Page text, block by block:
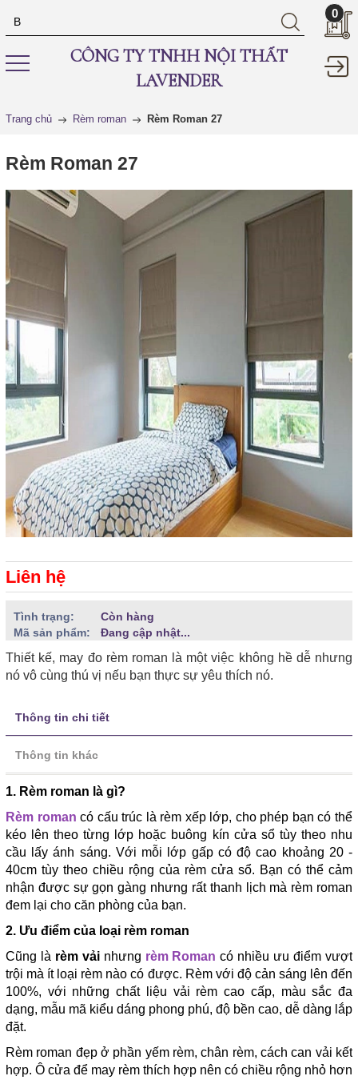
CÔNG TY TNHH NỘI THẤT
LAVENDER
0
Trang chủ Rèm roman Rèm Roman 27
Rèm Roman 27
Liên hệ
Tình trạng:
Còn hàng
Mã sản phẩm:
Đang cập nhật...
Thiết kế, may đo rèm roman là một việc không hề dễ nhưng
nó vô cùng thú vị nếu bạn thực sự yêu thích nó.
Thông tin chi tiết
Thông tin khác
1. Rèm roman là gì?
Rèm roman có cấu trúc là rèm xếp lớp, cho phép bạn có thể
kéo lên theo từng lớp hoặc buông kín cửa sổ tùy theo nhu
cầu lấy ánh sáng. Với mỗi lớp gấp có độ cao khoảng 20 -
40cm tùy theo chiều rộng của rèm cửa sổ. Bạn có thể cảm
nhận được sự gọn gàng nhưng rất thanh lịch mà rèm roman
đem lại cho căn phòng của bạn.
2. Ưu điểm của loại rèm roman
Cũng là rèm vảinhưng rèm Roman có nhiều ưu điểm vượt
trội mà ít loại rèm nào có được. Rèm với độ cản sáng lên đến
100%, với những chất liệu vải rèm cao cấp, màu sắc đa
dạng, mẫu mã kiểu dáng phong phú, độ bền cao, dễ dàng lắp
đặt.
Rèm roman đẹp ở phần yếm rèm, chân rèm, cách can vải kết
hợp. Ô cửa để may rèm thích hợp nên có chiều rộng nhỏ hơn